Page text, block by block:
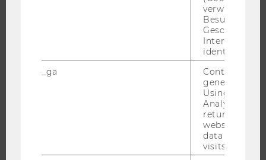
EVENTS ARCHIV
verwendet,
Besucher
Geschlecht
Interessen zu
identifizieren.
_ga
Contains a
generated
Using this
Analytics can
returning
website and
data from
visits.